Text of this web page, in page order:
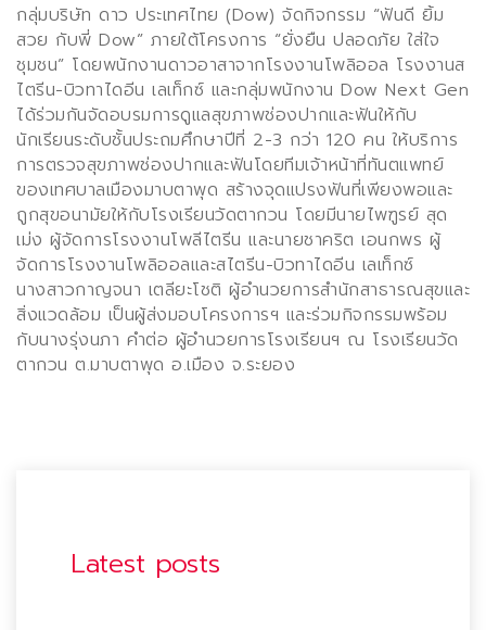
กลุ่มบริษัท ดาว ประเทศไทย (Dow) จัดกิจกรรม “ฟันดี ยิ้ม
สวย กับพี่ Dow” ภายใต้โครงการ “ยั่งยืน ปลอดภัย ใส่ใจ
ชุมชน” โดยพนักงานดาวอาสาจากโรงงานโพลิออล โรงงานส
ไตรีน-บิวทาไดอีน เลเท็กซ์ และกลุ่มพนักงาน Dow Next Gen
ได้ร่วมกันจัดอบรมการดูแลสุขภาพช่องปากและฟันให้กับ
นักเรียนระดับชั้นประถมศึกษาปีที่ 2-3 กว่า 120 คน ให้บริการ
การตรวจสุขภาพช่องปากและฟันโดยทีมเจ้าหน้าที่ทันตแพทย์
ของเทศบาลเมืองมาบตาพุด สร้างจุดแปรงฟันที่เพียงพอและ
ถูกสุขอนามัยให้กับโรงเรียนวัดตากวน โดยมีนายไพฑูรย์ สุด
เม่ง ผู้จัดการโรงงานโพลีไตรีน และนายชาคริต เอนกพร ผู้
จัดการโรงงานโพลิออลและสไตรีน-บิวทาไดอีน เลเท็กซ์
นางสาวกาญจนา เตลียะโชติ ผู้อำนวยการสำนักสาธารณสุขและ
สิ่งแวดล้อม เป็นผู้ส่งมอบโครงการฯ และร่วมกิจกรรมพร้อม
กับนางรุ่งนภา คำต่อ ผู้อำนวยการโรงเรียนฯ ณ โรงเรียนวัด
ตากวน ต.มาบตาพุด อ.เมือง จ.ระยอง
Latest posts